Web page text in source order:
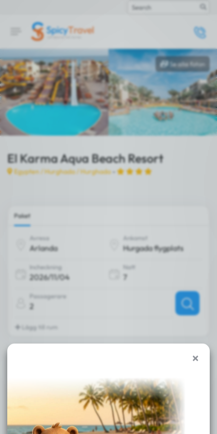
Search
Se alla foton
El Karma Aqua Beach Resort
Egypten /Hurghada/Hurghada
Paket
Avresa Ankomst
Incheckning Natt
Passagerare
2
Lägg till rum
Nätter
11 nov.
Nätter
18 nov.
onsdag - 7
Nätter
25 nov.
onsdag - 7
Nätter